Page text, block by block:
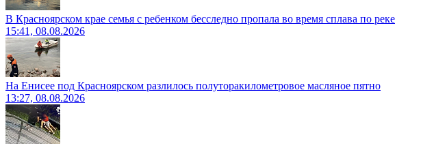
В Красноярском крае семья с ребенком бесследно пропала во время сплава по реке
15:41, 08.08.2026
На Енисее под Красноярском разлилось полуторакилометровое масляное пятно
13:27, 08.08.2026